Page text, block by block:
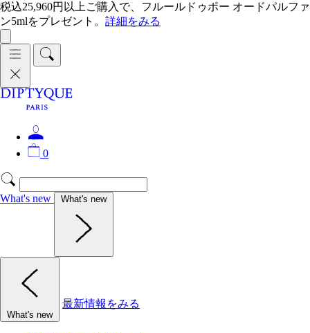
税込25,960円以上ご購入で、フルールドゥポー オードパルファ
ン5mlをプレゼント。 詳細をみる
0
What's new What's new
What's new
最新情報をみる